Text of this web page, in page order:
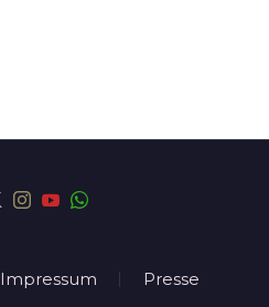
Impressum Presse